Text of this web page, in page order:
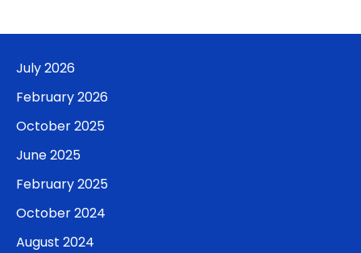
July 2026
February 2026
October 2025
June 2025
February 2025
October 2024
August 2024